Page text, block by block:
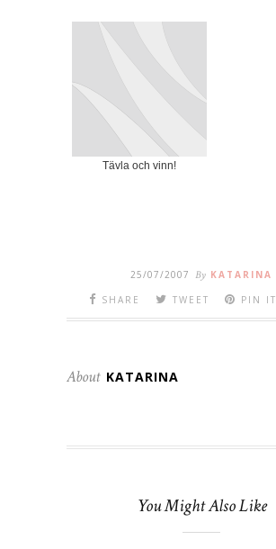
Tävla och vinn!
25/07/2007 By KATARINA
SHARE
TWEET PIN IT
About KATARINA
You Might Also Like